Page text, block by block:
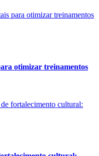
otimizar treinamentos